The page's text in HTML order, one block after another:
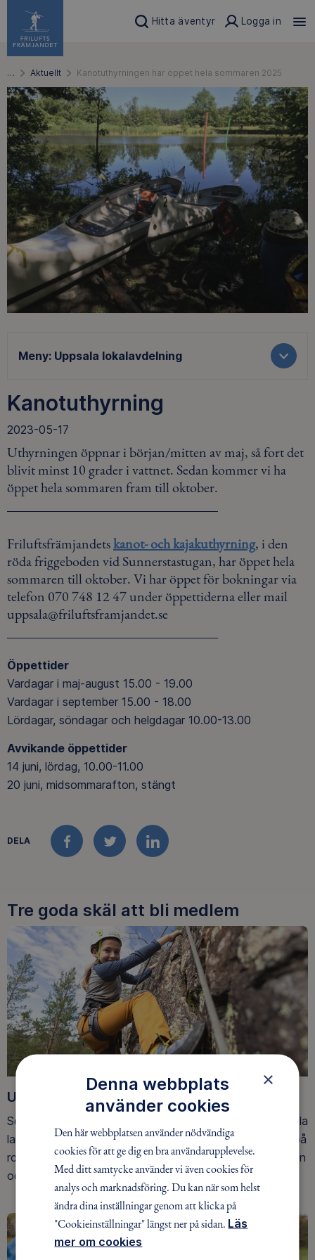
Hitta äventyr Logga in
… Aktuellt Kanotuthyrningen har öppet hela sommaren 2025
Meny: Uppsala lokalavdelning
Kanotuthyrning
2023-05-17
Uthyrningen öppnar i början/mitten av maj, så fort det
blivit minst 10 grader i vattnet. Sedan kommer vi ha
öppet hela sommaren fram till oktober.
Friluftsfrämjandetskanot- och kajakuthyrning, i den
röda friggeboden vid Sunnerstastugan, har öppet hela
sommaren till oktober. Vi har öppet för bokningar via
telefon 070 748 12 47 under öppettiderna eller mail
uppsala@friluftsframjandet.se
Öppettider
Vardagar i maj-august 15.00 - 19.00
Vardagar i september 15.00 - 18.00
Lördagar, söndagar och helgdagar 10.00-13.00
Avvikande öppettider
14 juni, lördag, 10.00-11.00
20 juni, midsommarafton, stängt
DELA
FACEBOOKTWITTERLINKEDIN
Tre goda skäl att bli medlem
Upptäck nya äventyr
Som medlem har du tillgång till alla våra äventyr, över hela
landet. Våra ideella ledare guidar barn, unga och vuxna på
roliga och trygga äventyr i skogen, på vattnet, snön, isen
och på fjället.
×
Denna webbplats
använder cookies
Den här webbplatsen använder nödvändiga
cookies för att ge dig en bra användarupplevelse.
Med ditt samtycke använder vi även cookies för
analys och marknadsföring. Du kan när som helst
ändra dina inställningar genom att klicka på
"Cookieinställningar" längst ner på sidan. Läs
mer om cookies